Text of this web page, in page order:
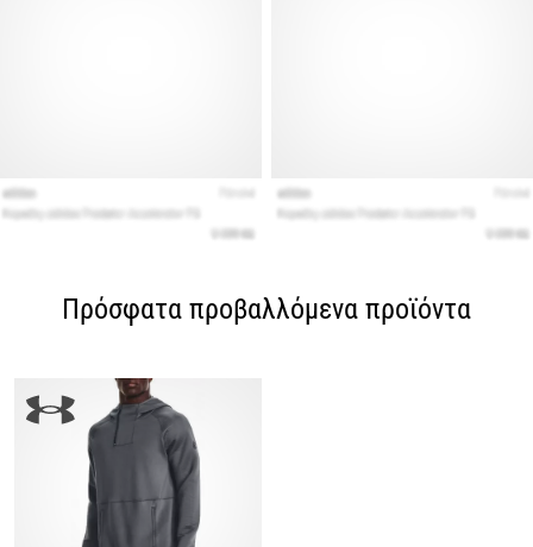
Πρόσφατα προβαλλόμενα προϊόντα